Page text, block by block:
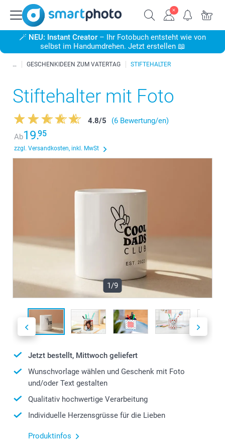
🪄 NEU: Instant Creator – Ihr Fotobuch entsteht wie von
selbst im Handumdrehen. Jetzt erstellen 📖
GESCHENKIDEEN ZUM VATERTAG STIFTEHALTER
Stiftehalter mit Foto
4.8/5
(6 Bewertung/en)
Ab19.95
zzgl. Versandkosten, inkl. MwSt
1/9
Jetzt bestellt, Mittwoch geliefert
Wunschvorlage wählen und Geschenk mit Foto
und/oder Text gestalten
Qualitativ hochwertige Verarbeitung
Individuelle Herzensgrüsse für die Lieben
Produktinfos